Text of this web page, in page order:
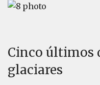
Cinco últimos
glaciares